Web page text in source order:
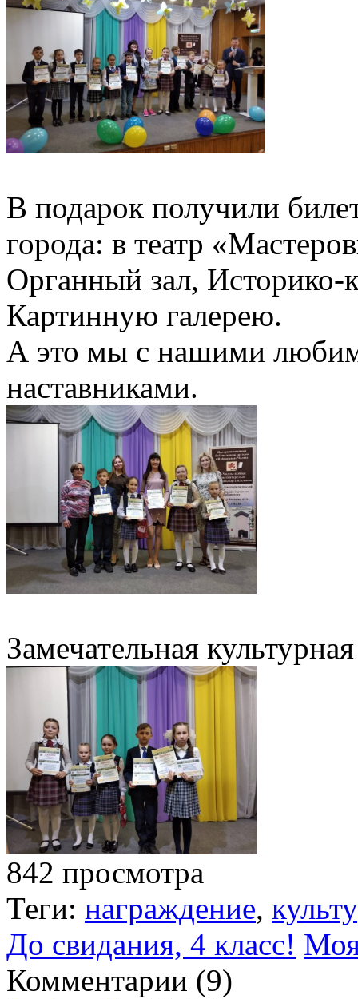
В подарок получили
города: в театр
Органный зал, Историко-
Картинную галерею.
А это мы с нашими
наставниками.
Замечательная
842 просмотра
Теги: награждение,
До свидания, 4 класс!
Комментарии (9)